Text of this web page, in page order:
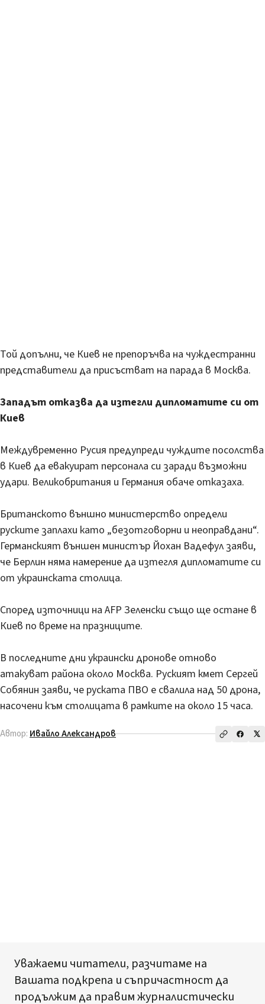
Той допълни, че Киев не препоръчва на чуждестранни
представители да присъстват на парада в Москва.
Западът отказва да изтегли дипломатите си от
Киев
Междувременно Русия предупреди чуждите посолства
в Киев да евакуират персонала си заради възможни
удари. Великобритания и Германия обаче отказаха.
Британското външно министерство определи
руските заплахи като „безотговорни и неоправдани“.
Германският външен министър Йохан Вадефул заяви,
че Берлин няма намерение да изтегля дипломатите си
от украинската столица.
Според източници на AFP Зеленски също ще остане в
Киев по време на празниците.
В последните дни украински дронове отново
атакуват района около Москва. Руският кмет Сергей
Собянин заяви, че руската ПВО е свалила над 50 дрона,
насочени към столицата в рамките на около 15 часа.
Автор: Ивайло Александров
Уважаеми читатели, разчитаме на
Вашата подкрепа и съпричастност да
продължим да правим журналистически